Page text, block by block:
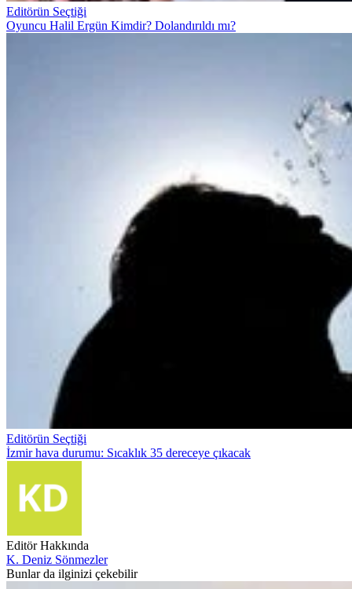
Editörün Seçtiği
Oyuncu Halil Ergün Kimdir? Dolandırıldı mı?
Editörün Seçtiği
İzmir hava durumu: Sıcaklık 35 dereceye çıkacak
Editör Hakkında
K. Deniz Sönmezler
Bunlar da ilginizi çekebilir